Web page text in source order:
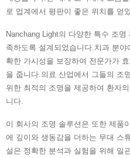
로 업계에서 평판이 좋은 위치를 얻
Nanchang Light의 다양한 특수 조
족하도록 설계되었습니다.치과 분
확한 가시성을 보장하여 전문가가
을 줍니다.의료 산업에서 그들의 조
위한 최적의 조명을 제공하여 환자
니다.
이 회사의 조명 솔루션은 또한 제품
에 깊이와 생동감을 더하는 무대 스
설은 정확한 분석과 실험을 위해 일